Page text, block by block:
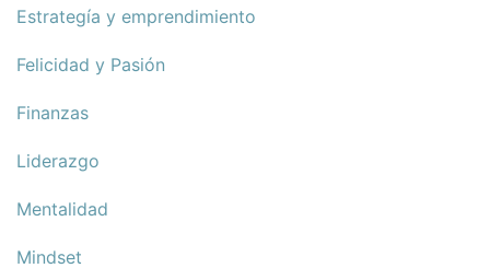
Estrategía y emprendimiento
Felicidad y Pasión
Finanzas
Liderazgo
Mentalidad
Mindset